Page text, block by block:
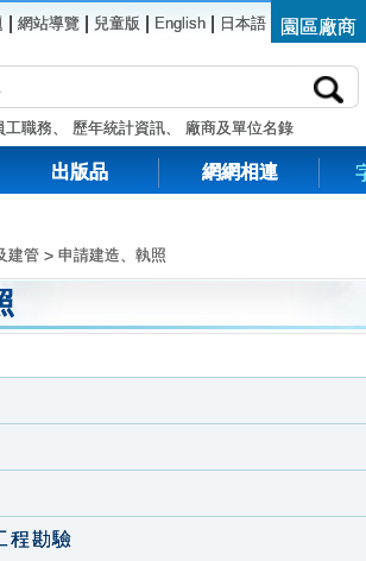
網站導覽 兒童版 English 日本語 園區廠商
工職務、 歷年統計資訊、 廠商及單位名錄
出版品 網網相連
建管 > 申請建造、執照
程勘驗